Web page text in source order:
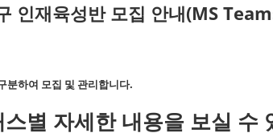
인재육성반 모집 안내(MS
분하여 모집 및 관리합니다.
별 자세한 내용을 보실 수